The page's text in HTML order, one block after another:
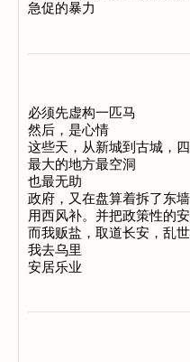
必须先虚构一匹马
然后，是心情
这些天，从新城到古城，
最大的地方最空洞
也最无助
政府，又在盘算着拆了东墙
用西风补。并把政策性的
而我贩盐，取道长安，乱
我去乌里